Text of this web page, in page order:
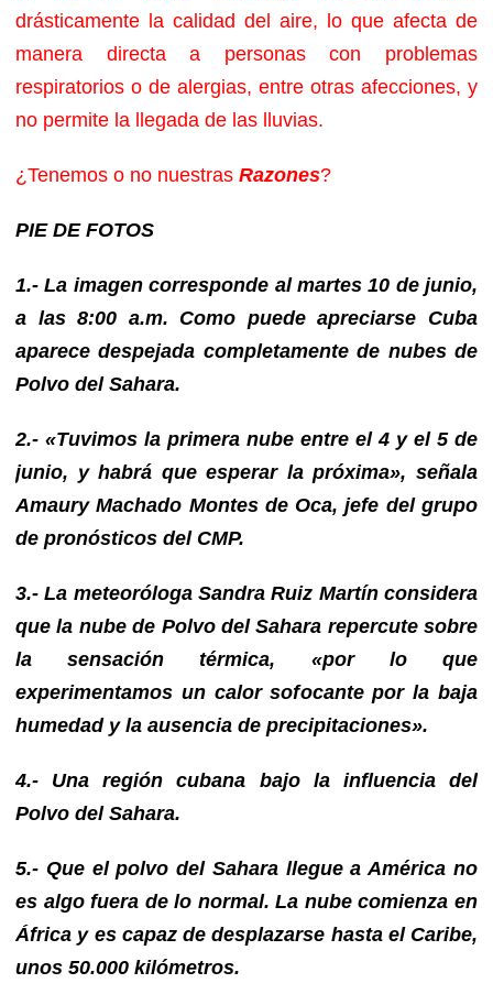
drásticamente la calidad del aire, lo que afecta de
manera directa a personas con problemas
respiratorios o de alergias, entre otras afecciones, y
no permite la llegada de las lluvias.
¿Tenemos o no nuestras Razones?
PIE DE FOTOS
1.- La imagen corresponde al martes 10 de junio,
a las 8:00 a.m. Como puede apreciarse Cuba
aparece despejada completamente de nubes de
Polvo del Sahara.
2.- «Tuvimos la primera nube entre el 4 y el 5 de
junio, y habrá que esperar la próxima», señala
Amaury Machado Montes de Oca, jefe del grupo
de pronósticos del CMP.
3.- La meteoróloga Sandra Ruiz Martín considera
que la nube de Polvo del Sahara repercute sobre
la sensación térmica, «por lo que
experimentamos un calor sofocante por la baja
humedad y la ausencia de precipitaciones».
4.- Una región cubana bajo la influencia del
Polvo del Sahara.
5.- Que el polvo del Sahara llegue a América no
es algo fuera de lo normal. La nube comienza en
África y es capaz de desplazarse hasta el Caribe,
unos 50.000 kilómetros.